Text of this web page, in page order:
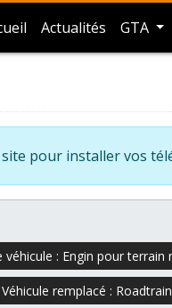
Actualités GTA
pour installer vos
véhicule : Engin pour terrain
Véhicule remplacé : Roadtrain